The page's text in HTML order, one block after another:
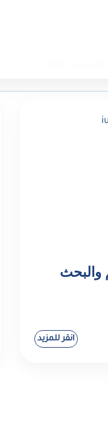
والبحث
انقر للمزيد